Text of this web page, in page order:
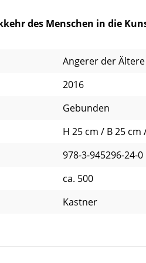
des Menschen in die
Angerer der Ältere
2016
Gebunden
H 25 cm / B 25 cm
978-3-945296-24-0
ca. 500
Kastner